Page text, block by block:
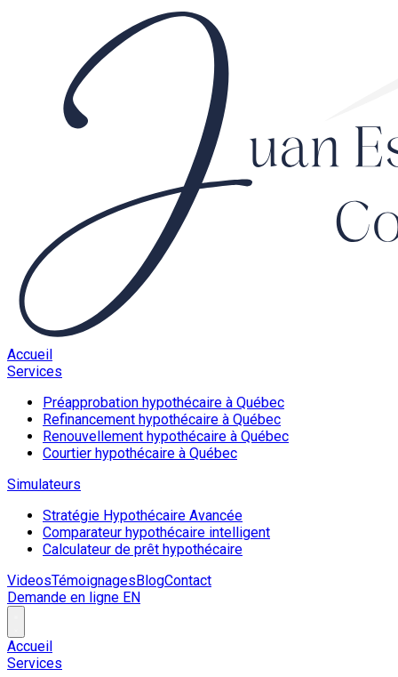
Accueil
Services
Préapprobation hypothécaire à Québec
Refinancement hypothécaire à Québec
Renouvellement hypothécaire à Québec
Courtier hypothécaire à Québec
Simulateurs
Stratégie Hypothécaire Avancée
Comparateur hypothécaire intelligent
Calculateur de prêt hypothécaire
VideosTémoignagesBlogContact
Demande en ligne EN
Accueil
Services